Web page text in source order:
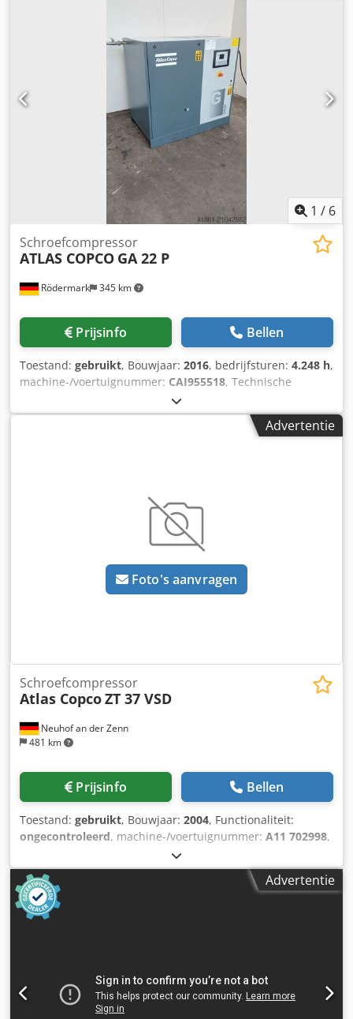
9,6 l/s Motorvermogen: 45 kW Max. toerental: 3000 t/min
Bouwjaar: 1994 Gefabriceerd door: Atlas Copco Airpower
N.V., Wilrijk, België Bedrijfsuren (totaal): 81.925 h
Belastingsuren: 33.106 h Beschrijving De Atlas Copco ZT 45
luchtcompressor is afkomstig uit de ontmanteling van een
fabriek die zijn activiteiten heeft gestaakt. De interne
componenten lijken grotendeels vervangen of gereviseerd
te zijn, en de unit verkeert over het algemeen in een goede
technische staat. Verkoop in huidige staat.
1 / 6
Rödermark 345 km
Schroefcompressor
ATLAS COPCO GA 22 P
Prijsinfo Bellen
Toestand: gebruikt, Bouwjaar: 2016, bedrijfsturen: 4.248 h,
machine-/voertuignummer: CAI955518, Technische
gegevens: Credsycg Hhepfx Aa Tef - Bedrijfsuren: 4248 u -
Bedrijfsuren onder last: 1978 u - Bedrijfsdruk: 10 bar -
Leveringscapaciteit: 3,34 m³/min - Aandrijving: 400 V / 22
Advertentie
Foto's aanvragen
Neuhof an der Zenn
481 km
Schroefcompressor
Atlas CopcoZT 37 VSD
Prijsinfo Bellen
Toestand: gebruikt, Bouwjaar: 2004, Functionaliteit:
ongecontroleerd, machine-/voertuignummer: A11 702998,
Typeplaat beschikbaar
met drukvat, luchtdroger en verder toebehoren
Crodpfxexviiwo Aa Tjf
Advertentie